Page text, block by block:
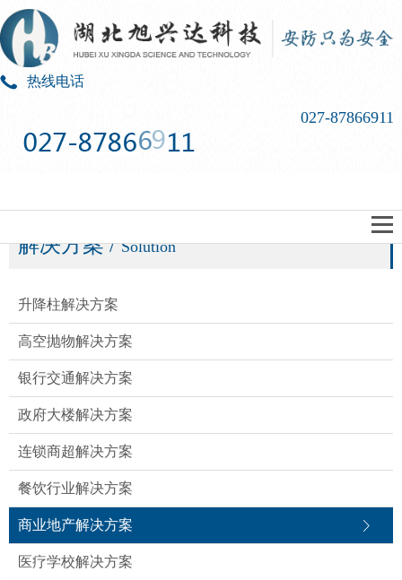
热线电话
027-87866911
解决方案/Solution
升降柱解决方案​
高空抛物解决方案​
银行交通解决方案
政府大楼解决方案
连锁商超解决方案
餐饮行业解决方案
商业地产解决方案
医疗学校解决方案